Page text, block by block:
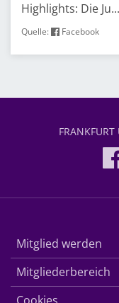
Highlights: Die Ju...
Quelle: Facebook
Mitglied werden
Mitgliederbereich